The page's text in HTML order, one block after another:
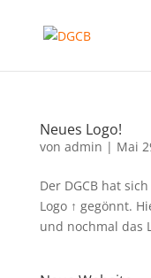
Neues Logo!
von admin | Mai
Der DGCB hat
Logo ↑ gegönnt.
und nochmal das